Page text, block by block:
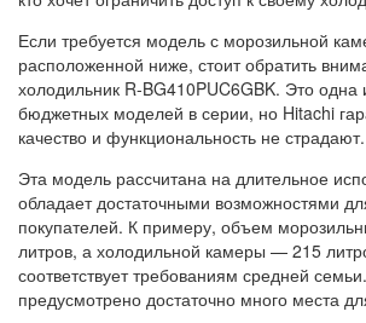
Если требуется модель с морозильной
расположенной ниже, стоит обратить
холодильник R-BG410PUC6GBK. Это одна
бюджетных моделей в серии, но Hitachi
качество и функциональность не страдают.
Эта модель рассчитана на длительное
обладает достаточными возможностями
покупателей. К примеру, объем
литров, а холодильной камеры — 215
соответствует требованиям средней
предусмотрено достаточно много места